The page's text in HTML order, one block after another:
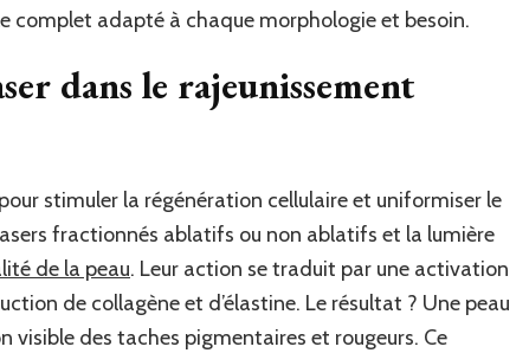
complet adapté à chaque morphologie et besoin.
dans le rajeunissement
stimuler la régénération cellulaire et uniformiser le
fractionnés ablatifs ou non ablatifs et la lumière
de la peau. Leur action se traduit par une activation
de collagène et d’élastine. Le résultat ? Une peau
visible des taches pigmentaires et rougeurs. Ce